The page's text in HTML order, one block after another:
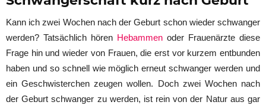
Kann ich zwei Wochen nach der Geburt schon wieder schwanger
werden? Tatsächlich hören Hebammen oder Frauenärzte diese
Frage hin und wieder von Frauen, die erst vor kurzem entbunden
haben und so schnell wie möglich erneut schwanger werden und
ein Geschwisterchen zeugen wollen. Doch zwei Wochen nach
der Geburt schwanger zu werden, ist rein von der Natur aus gar